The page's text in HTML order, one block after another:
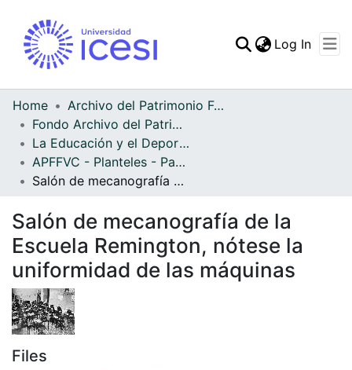
Log In
Home
Archivo del Patrimonio Fotográfico y Fílmico del Valle del Cauca
Fondo Archivo del Patrimonio Fotográfico y Fílmico del Valle del Cauca
La Educación y el Deporte
APFFVC - Planteles - Patrimonial
Salón de mecanografía de la Escuela Remington, nótese la uniformidad de las máquinas
Salón de mecanografía de la
Escuela Remington, nótese la
uniformidad de las máquinas
Files